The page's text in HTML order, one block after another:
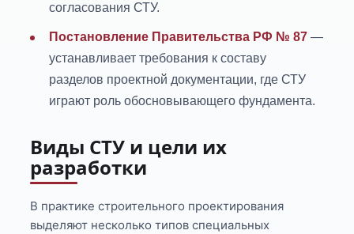
согласования СТУ.
Постановление Правительства РФ № 87 —
устанавливает требования к составу
разделов проектной документации, где СТУ
играют роль обосновывающего фундамента.
Виды СТУ и цели их
разработки
В практике строительного проектирования
выделяют несколько типов специальных